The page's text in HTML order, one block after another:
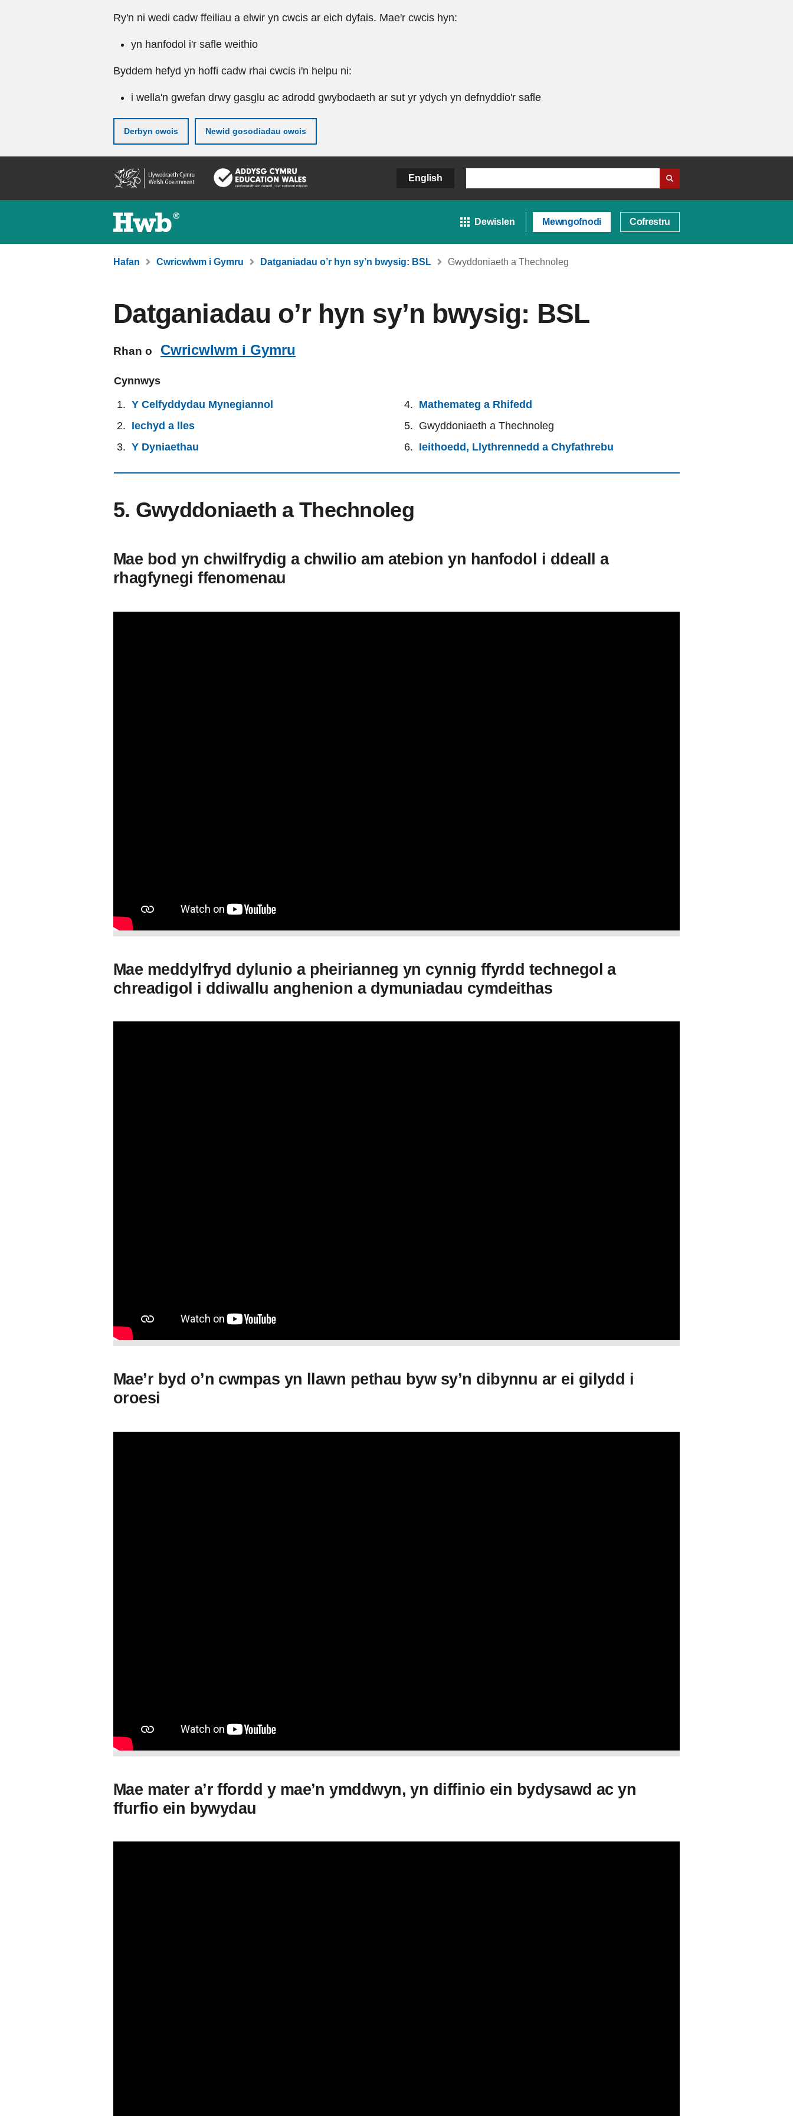
Ry'n ni wedi cadw ffeiliau a elwir yn cwcis ar eich dyfais. Mae'r cwcis hyn:
yn hanfodol i'r safle weithio
Byddem hefyd yn hoffi cadw rhai cwcis i'n helpu ni:
i wella'n gwefan drwy gasglu ac adrodd gwybodaeth ar sut yr ydych yn defnyddio'r safle
Derbyn cwcis Newid gosodiadau cwcis
gynnwy
English
Dewislen Mewngofnodi Cofrestru
Hafan Cwricwlwm i Gymru Datganiadau o’r hyn sy’n bwysig: BSL Gwyddoniaeth a Thechnoleg
Datganiadau o’r hyn sy’n bwysig: BSL
Rhan o Cwricwlwm i Gymru
Cynnwys
Y Celfyddydau Mynegiannol
Iechyd a lles
Y Dyniaethau
Mathemateg a Rhifedd
Gwyddoniaeth a Thechnoleg
Ieithoedd, Llythrennedd a Chyfathrebu
5. Gwyddoniaeth a Thechnoleg
Mae bod yn chwilfrydig a chwilio am atebion yn hanfodol i ddeall a
rhagfynegi ffenomenau
Mae meddylfryd dylunio a pheirianneg yn cynnig ffyrdd technegol a
chreadigol i ddiwallu anghenion a dymuniadau cymdeithas
Mae’r byd o’n cwmpas yn llawn pethau byw sy’n dibynnu ar ei gilydd i
oroesi
Mae mater a’r ffordd y mae’n ymddwyn, yn diffinio ein bydysawd ac yn
ffurfio ein bywydau